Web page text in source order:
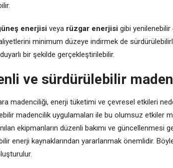
enerjisi veya rüzgar enerjisi gibi
minimum düzeye indirmek de
bir şekilde gerçekleştirilebilir.
ve sürdürülebilir
madenciliği, enerji tüketimi ve çevresel etkileri
madencilik uygulamaları ile bu olumsuz etkiler
ekipmanların düzenli bakımı ve güncellenmesi
enerji kaynaklarından yararlanmak önemlidir.